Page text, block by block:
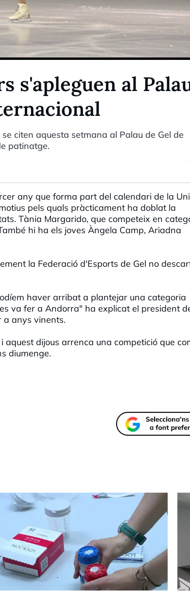
s'apleguen al
citen aquesta setmana al Palau de Gel de
patinatge.
any que forma part del calendari de la
pels quals pràcticament ha doblat la
Tània Margarido, que competeix en
hi ha els joves Àngela Camp, Ariadna
la Federació d'Esports de Gel no
haver arribat a plantejar una categoria
va fer a Andorra" ha explicat el president
a anys vinents.
dijous arrenca una competició que
diumenge.